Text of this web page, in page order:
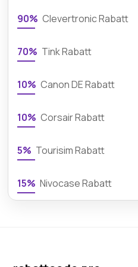
90% Clevertronic Rabatt
70% Tink Rabatt
10% Canon DE Rabatt
10% Corsair Rabatt
5% Tourisim Rabatt
15% Nivocase Rabatt